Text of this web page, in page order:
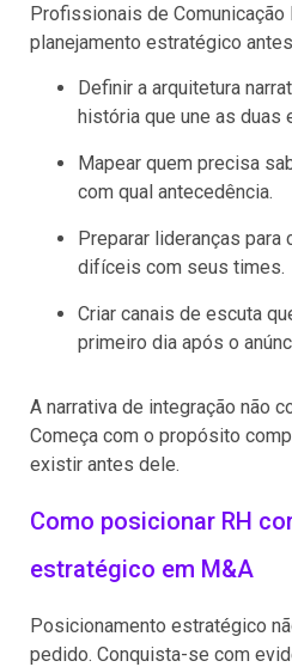
Profissionais de Comunicação
planejamento estratégico
Definir a arquitetura
história que une as duas
Mapear quem precisa
com qual antecedência.
Preparar lideranças
difíceis com seus times.
Criar canais de escuta
primeiro dia após o
A narrativa de integração não
Começa com o propósito
existir antes dele.
Como posicionar RH
estratégico em M&A
Posicionamento estratégico
pedido. Conquista-se com